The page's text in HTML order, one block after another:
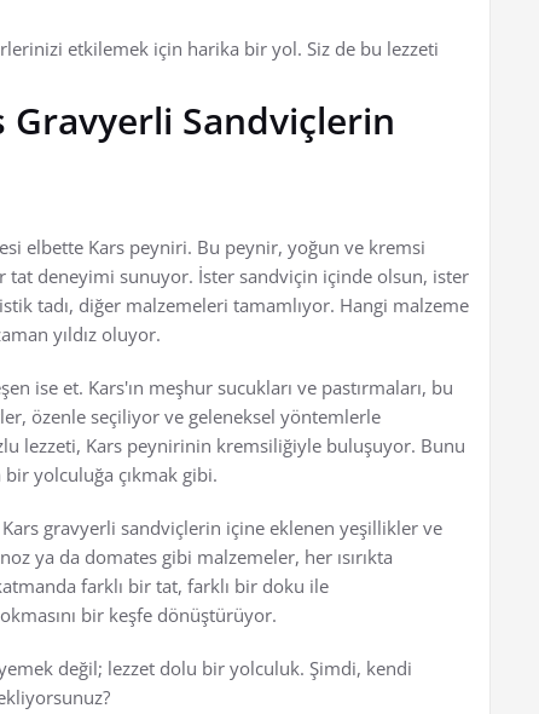
etkilemek için harika bir yol. Siz de bu lezzeti
Gravyerli Sandviçlerin
elbette Kars peyniri. Bu peynir, yoğun ve kremsi
tat deneyimi sunuyor. İster sandviçin içinde olsun, ister
tadı, diğer malzemeleri tamamlıyor. Hangi malzeme
yıldız oluyor.
ise et. Kars'ın meşhur sucukları ve pastırmaları, bu
özenle seçiliyor ve geleneksel yöntemlerle
lezzeti, Kars peynirinin kremsiliğiyle buluşuyor. Bunu
yolculuğa çıkmak gibi.
Kars gravyerli sandviçlerin içine eklenen yeşillikler ve
ya da domates gibi malzemeler, her ısırıkta
farklı bir tat, farklı bir doku ile
bir keşfe dönüştürüyor.
değil; lezzet dolu bir yolculuk. Şimdi, kendi